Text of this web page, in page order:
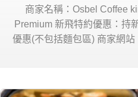
商家名稱：Osbel Coffee
Premium 新飛特約優惠：持
優惠(不包括麵包區) 商家網站